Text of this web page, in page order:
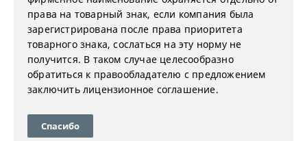
права на товарный знак, если компания была
зарегистрирована после права приоритета
товарного знака, сослаться на эту норму не
получится. В таком случае целесообразно
обратиться к правообладателю с предложением
заключить лицензионное соглашение.
Спасибо